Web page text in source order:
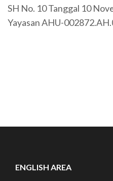
SH No. 10 Tanggal 10
Yayasan AHU-
ENGLISH AREA